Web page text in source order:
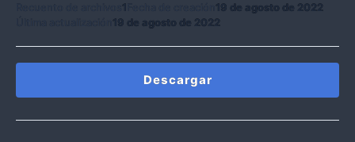
1
19 de agosto de 2022
19 de agosto de 2022
Descargar